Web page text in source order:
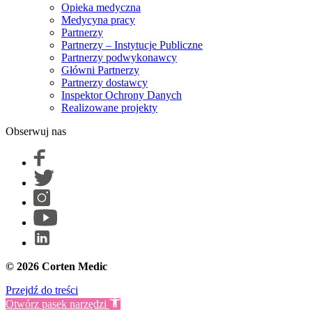
Opieka medyczna
Medycyna pracy
Partnerzy
Partnerzy – Instytucje Publiczne
Partnerzy podwykonawcy
Główni Partnerzy
Partnerzy dostawcy
Inspektor Ochrony Danych
Realizowane projekty
Obserwuj nas
© 2026 Corten Medic
Przejdź do treści
Otwórz pasek narzędzi